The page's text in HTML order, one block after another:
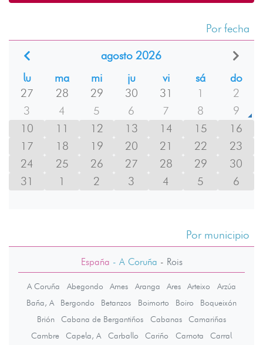
Por fecha
agosto 2026
lu
ma mi ju vi sá
do
27
28 29 30 31 1
2
3
4 5 6 7 8
9
10
11 12 13 14 15
16
17
18 19 20 21 22
23
24
25 26 27 28 29
30
31
1 2 3 4 5 6
Por municipio
España - A Coruña - Rois
A Coruña Abegondo Ames Aranga Ares Arteixo
Arzúa
Baña, A
Bergondo Betanzos Boimorto Boiro
Boqueixón
Brión
Cabana de Bergantiños Cabanas
Camariñas
Cambre
Capela, A Carballo Cariño Carnota
Carral